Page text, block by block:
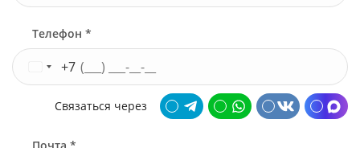
Телефон *
+7
Связаться через